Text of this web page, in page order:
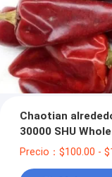
Chaotian
30000 SHU
Precio：$100.00 -